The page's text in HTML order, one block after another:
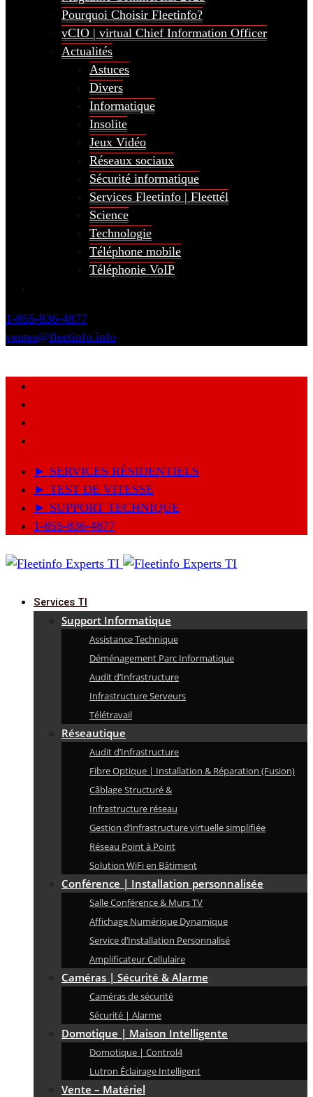
Pourquoi Choisir Fleetinfo?
vCIO | virtual Chief Information Officer
Actualités
Astuces
Divers
Informatique
Insolite
Jeux Vidéo
Réseaux sociaux
Sécurité informatique
Services Fleetinfo | Fleettél
Science
Technologie
Téléphone mobile
Téléphonie VoIP
1-855-836-4877
ventes@fleetinfo.info
► SERVICES RÉSIDENTIELS
► TEST DE VITESSE
► SUPPORT TECHNIQUE
1-855-836-4877
Services TI
Support Informatique
Assistance Technique
Déménagement Parc Informatique
Audit d’Infrastructure
Infrastructure Serveurs
Télétravail
Réseautique
Audit d’Infrastructure
Fibre Optique | Installation & Réparation (Fusion)
Câblage Structuré &
Infrastructure réseau
Gestion d’infrastructure virtuelle simplifiée
Réseau Point à Point
Solution WiFi en Bâtiment
Conférence | Installation personnalisée
Salle Conférence & Murs TV
Affichage Numérique Dynamique
Service d’Installation Personnalisé
Amplificateur Cellulaire
Caméras | Sécurité & Alarme
Caméras de sécurité
Sécurité | Alarme
Domotique | Maison Intelligente
Domotique | Control4
Lutron Éclairage Intelligent
Vente – Matériel